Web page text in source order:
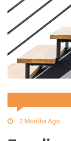
2 Months Ago